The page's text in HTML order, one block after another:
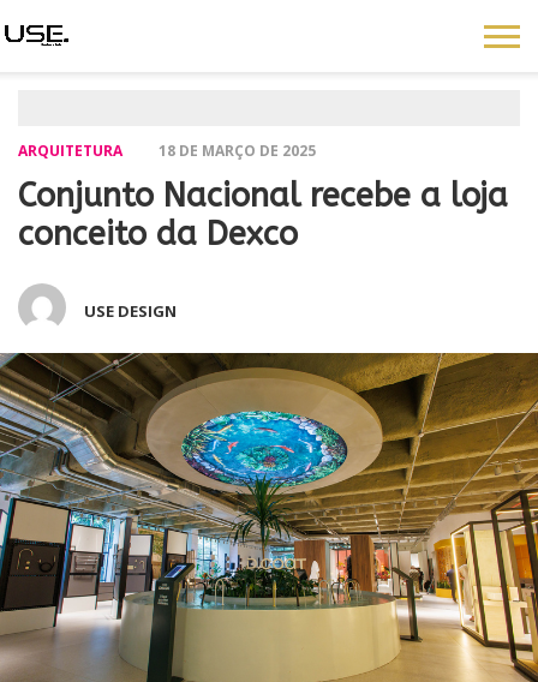
ARQUITETURA 18 DE MARÇO DE 2025
Conjunto Nacional recebe a loja
conceito da Dexco
USE DESIGN